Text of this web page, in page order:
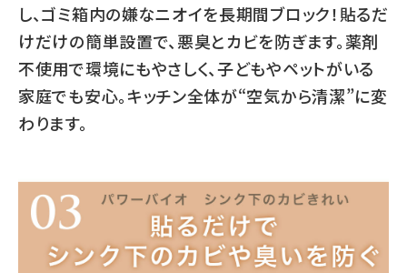
し、ゴミ箱内の嫌なニオイを長期間ブロック！貼るだ
けだけの簡単設置で、悪臭とカビを防ぎます。薬剤
不使用で環境にもやさしく、子どもやペットがいる
家庭でも安心。キッチン全体が“空気から清潔”に変
わります。